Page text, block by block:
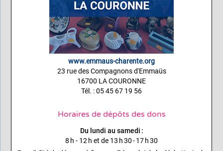
www.emmaus-charente.org
23 rue des Compagnons d'Emmaüs
16700 LA COURONNE
Tél. : 05 45 67 19 56
Horaires de dépôts des dons
Du lundi au samedi :
8 h - 12 h et de 13 h 30 - 17 h 30